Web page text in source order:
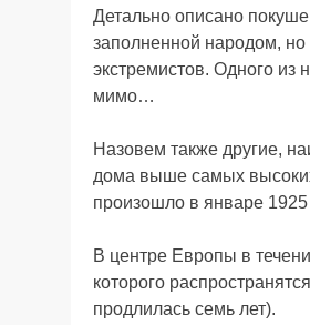
Детально описано
заполненной народом,
экстремистов. Одного из
мимо…
Назовем также другие,
дома выше самых
произошло в январе
В центре Европы в
которого
продлилась семь лет).